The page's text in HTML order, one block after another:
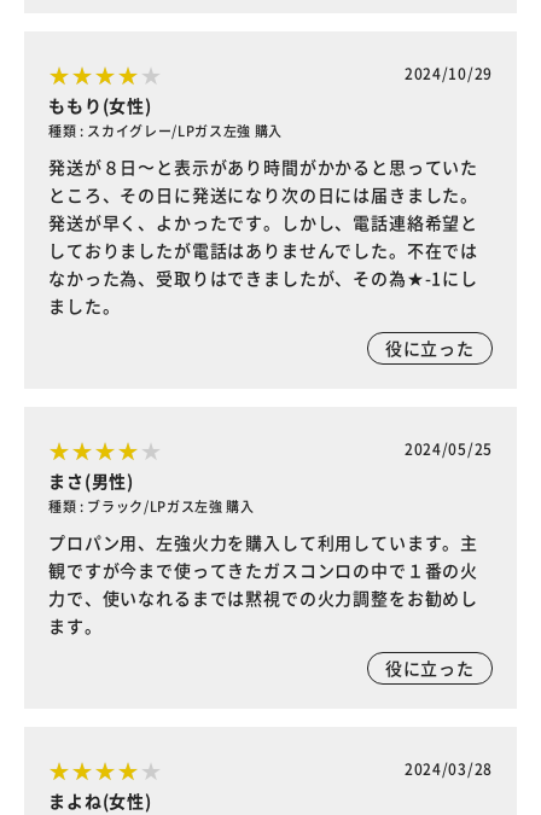
2024/10/29
ももり(女性)
種類 : スカイグレー/LPガス左強 購入
発送が８日〜と表示があり時間がかかると思っていた
ところ、その日に発送になり次の日には届きました。
発送が早く、よかったです。しかし、電話連絡希望と
しておりましたが電話はありませんでした。不在では
なかった為、受取りはできましたが、その為★-1にし
ました。
役に立った
2024/05/25
まさ(男性)
種類 : ブラック/LPガス左強 購入
プロパン用、左強火力を購入して利用しています。主
観ですが今まで使ってきたガスコンロの中で１番の火
力で、使いなれるまでは黙視での火力調整をお勧めし
ます。
役に立った
2024/03/28
まよね(女性)